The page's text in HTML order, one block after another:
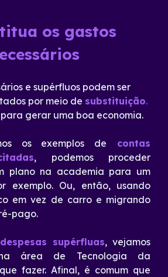
os gastos
e supérfluos podem ser
por meio de substituição.
gerar uma boa economia.
os exemplos de contas
, podemos proceder
plano na academia para um
exemplo. Ou, então, usando
em vez de carro e migrando
pago.
despesas supérfluas, vejamos
área de Tecnologia da
fazer. Afinal, é comum que